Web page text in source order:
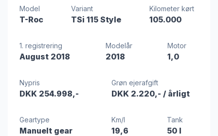
Model
T-Roc
Variant
TSi 115 Style
Kilometer kørt
105.000
1. registrering
August 2018
Modelår
2018
Motor
1,0
Nypris
DKK 254.998,-
Grøn ejerafgift
DKK 2.220,- / årligt
Geartype
Manuelt gear
Km/l
19,6
Tank
50 l